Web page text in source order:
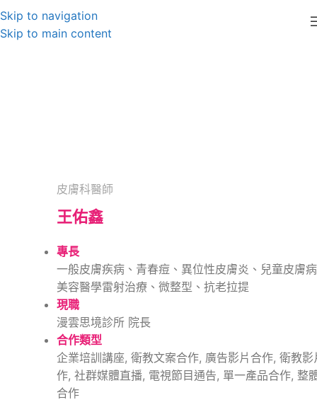
Skip to navigation
Skip to main content
皮膚科醫師
王佑鑫
專長
一般皮膚疾病、青春痘、異位性皮膚炎、兒童皮膚
美容醫學雷射治療、微整型、抗老拉提
現職
漫雲思境診所 院長
合作類型
企業培訓講座, 衛教文案合作, 廣告影片合作, 衛教影
作, 社群媒體直播, 電視節目通告, 單一產品合作, 整
合作